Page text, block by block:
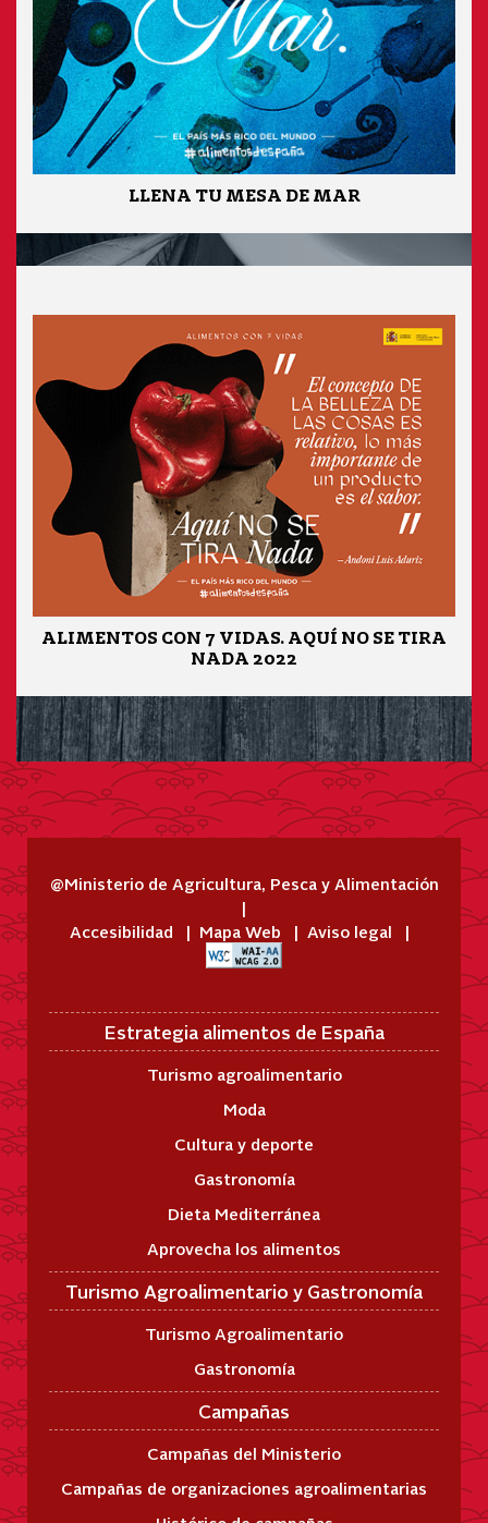
LLENA TU MESA DE MAR
ALIMENTOS CON 7 VIDAS. AQUÍ NO SE TIRA
NADA 2022
@Ministerio de Agricultura, Pesca y Alimentación
Accesibilidad Mapa Web Aviso legal
Estrategia alimentos de España
Turismo agroalimentario
Moda
Cultura y deporte
Gastronomía
Dieta Mediterránea
Aprovecha los alimentos
Turismo Agroalimentario y Gastronomía
Turismo Agroalimentario
Gastronomía
Campañas
Campañas del Ministerio
Campañas de organizaciones agroalimentarias